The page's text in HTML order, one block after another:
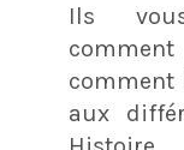
Ils
comment
aux